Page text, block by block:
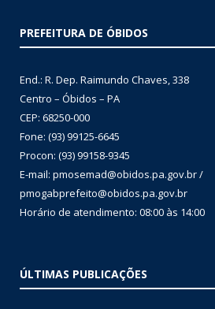
PREFEITURA DE ÓBIDOS
End.: R. Dep. Raimundo Chaves, 338
Centro – Óbidos – PA
CEP: 68250-000
Fone: (93) 99125-6645
Procon: (93) 99158-9345
E-mail: pmosemad@obidos.pa.gov.br /
pmogabprefeito@obidos.pa.gov.br
Horário de atendimento: 08:00 às 14:00
ÚLTIMAS PUBLICAÇÕES